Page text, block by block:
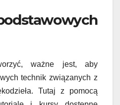
ważne jest, aby
technik związanych z
Tutaj z pomocą